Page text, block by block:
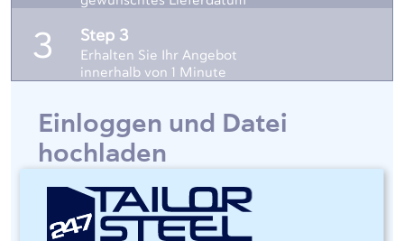
3 Step 3
Erhalten Sie Ihr Angebot
innerhalb von 1 Minute
Einloggen und Datei
hochladen
Mit Sophia® bestellen Sie bei 247TailorSteel
einfach und schnell maßgeschneiderte